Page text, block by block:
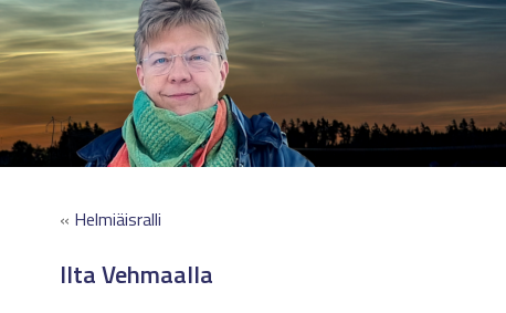
« Helmiäisralli
Ilta Vehmaalla